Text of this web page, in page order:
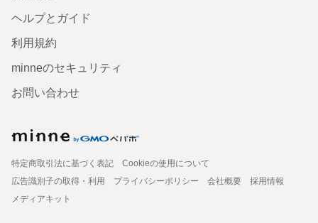
ヘルプとガイド
利用規約
minneのセキュリティ
お問い合わせ
特定商取引法に基づく表記
Cookieの使用について
広告識別子の取得・利用
プライバシーポリシー 会社概要
採用情報
メディアキット